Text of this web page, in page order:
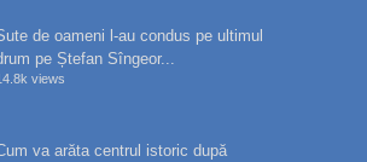
de oameni l-au condus pe ultimul
pe Ștefan Sîngeor...
views
va arăta centrul istoric după